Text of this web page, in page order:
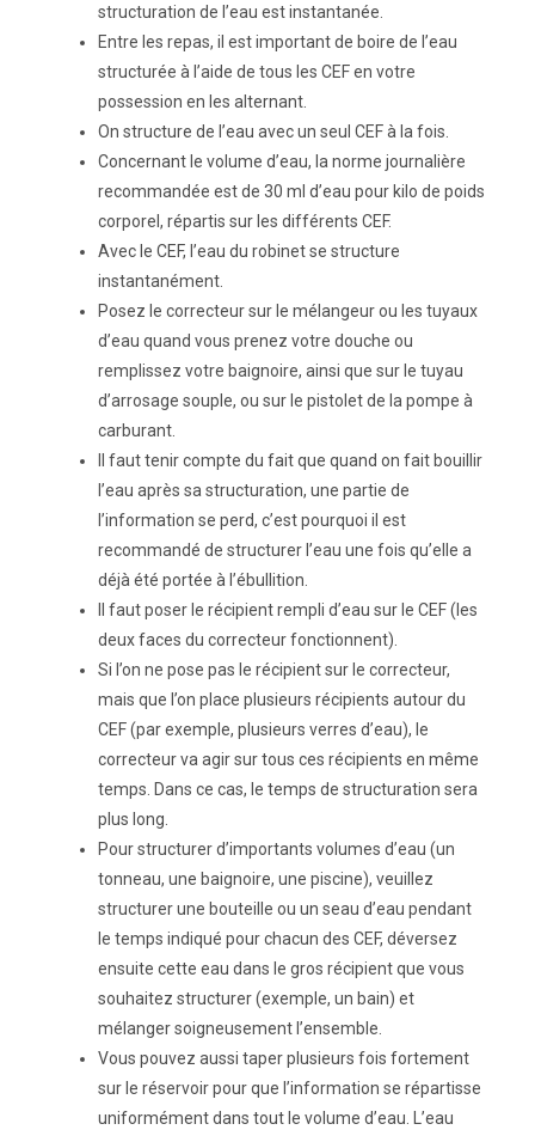
structuration de l’eau est instantanée.
Entre les repas, il est important de boire de l’eau
structurée à l’aide de tous les CEF en votre
possession en les alternant.
On structure de l’eau avec un seul CEF à la fois.
Concernant le volume d’eau, la norme journalière
recommandée est de 30 ml d’eau pour kilo de poids
corporel, répartis sur les différents CEF.
Avec le CEF, l’eau du robinet se structure
instantanément.
Posez le correcteur sur le mélangeur ou les tuyaux
d’eau quand vous prenez votre douche ou
remplissez votre baignoire, ainsi que sur le tuyau
d’arrosage souple, ou sur le pistolet de la pompe à
carburant.
Il faut tenir compte du fait que quand on fait bouillir
l’eau après sa structuration, une partie de
l’information se perd, c’est pourquoi il est
recommandé de structurer l’eau une fois qu’elle a
déjà été portée à l’ébullition.
Il faut poser le récipient rempli d’eau sur le CEF (les
deux faces du correcteur fonctionnent).
Si l’on ne pose pas le récipient sur le correcteur,
mais que l’on place plusieurs récipients autour du
CEF (par exemple, plusieurs verres d’eau), le
correcteur va agir sur tous ces récipients en même
temps. Dans ce cas, le temps de structuration sera
plus long.
Pour structurer d’importants volumes d’eau (un
tonneau, une baignoire, une piscine), veuillez
structurer une bouteille ou un seau d’eau pendant
le temps indiqué pour chacun des CEF, déversez
ensuite cette eau dans le gros récipient que vous
souhaitez structurer (exemple, un bain) et
mélanger soigneusement l’ensemble.
Vous pouvez aussi taper plusieurs fois fortement
sur le réservoir pour que l’information se répartisse
uniformément dans tout le volume d’eau. L’eau